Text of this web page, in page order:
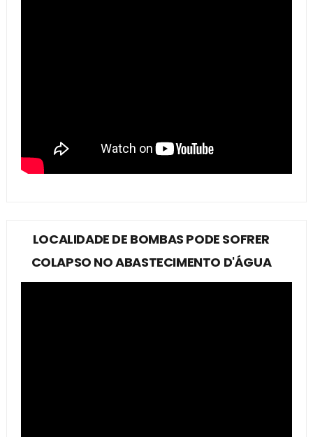
LOCALIDADE DE BOMBAS PODE SOFRER
COLAPSO NO ABASTECIMENTO D'ÁGUA